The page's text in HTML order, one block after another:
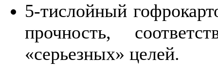
5-тислойный
прочность,
«серьезных» целей.